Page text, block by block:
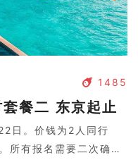
1485
餐二 东京起止
日。价钱为2人同行
所有报名需要二次确